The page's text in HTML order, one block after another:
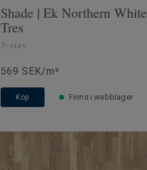
Shade | Ek Northern White
Tres
3-stav
569 SEK/m²
Köp Finns i webblager